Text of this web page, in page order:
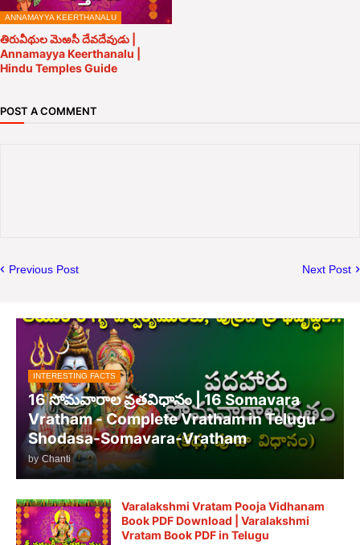
ANNAMAYYA KEERTHANALU
తిరువీథుల మెఱసీ దేవదేవుడు |
Annamayya Keerthanalu |
Hindu Temples Guide
POST A COMMENT
Previous Post Next Post
INTERESTING FACTS
16 సోమవారాల వ్రతవిధానం | 16 Somavara
Vratham - Complete Vratham in Telugu -
Shodasa-Somavara-Vratham
by Chanti
Varalakshmi Vratam Pooja Vidhanam
Book PDF Download | Varalakshmi
Vratam Book PDF in Telugu